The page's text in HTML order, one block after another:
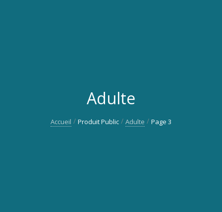
Adulte
Accueil Produit Public Adulte Page 3